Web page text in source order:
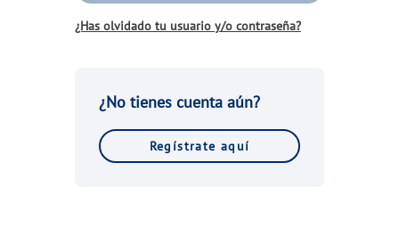
¿Has olvidado tu usuario y/o contraseña?
¿No tienes cuenta aún?
Regístrate aquí